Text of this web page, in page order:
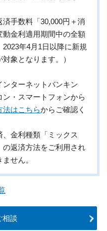
手数料「30,000円＋消
金利適用期間中の全額
年4月1日以降に新規
象となります。）
ンターネットバンキン
・スマートフォンから
法はこちらからご確認く
金利種類「ミックス
返済方法をご利用され
せん。
相談